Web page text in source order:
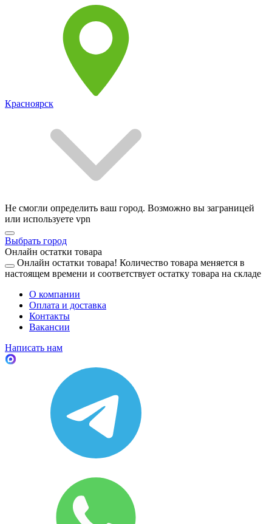
Красноярск
Не смогли определить ваш город. Возможно вы заграницей
или используете vpn
Выбрать город
Онлайн остатки товара
Онлайн остатки товара! Количество товара меняется в
настоящем времени и соответствует остатку товара на складе
О компании
Оплата и доставка
Контакты
Вакансии
Написать нам